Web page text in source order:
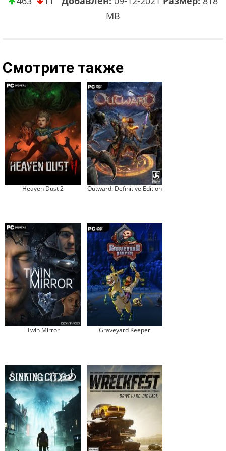
MB
Смотрите также
Heaven Dust 2 Outward: Definitive Edition
Twin Mirror Graveyard Keeper